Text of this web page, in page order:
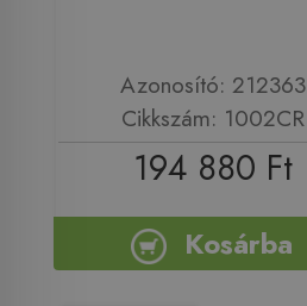
Azonosító: 212363
Cikkszám: 1002CR
194 880 Ft
Kosárba